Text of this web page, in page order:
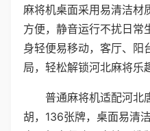
麻将机桌面采用易清洁材
方便，静音运行不扰日常
身轻便易移动，客厅、阳
局，轻松解锁河北麻将乐
普通麻将机适配河北
胡，136张牌，桌面易清